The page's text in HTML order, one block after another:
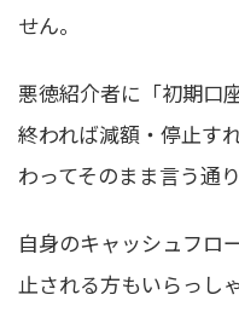
せん。
悪徳紹介者に「初期口
終われば減額・停止す
わってそのまま言う通
自身のキャッシュフロ
止される方もいらっし